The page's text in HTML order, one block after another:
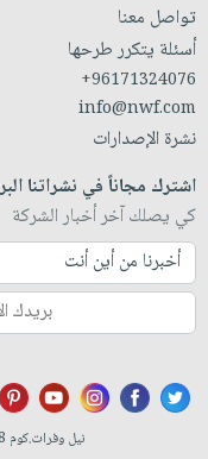
تواصل معنا
أسئلة يتكرر طرحها
+96171324076
info@nwf.com
نشرة الإصدارات
اشترك مجاناً في نشراتنا
كي يصلك آخر أخبار الشركة
نيل وفرات.كوم 1998 - 2026. كافة الحقوق محفوظة ©